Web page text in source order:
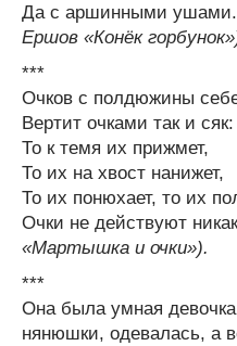
Да с аршинными ушами.
Ершов «Конёк
***
Очков с полдюжины
Вертит очками так и сяк:
То к темя их прижмет,
То их на хвост нанижет,
То их понюхает, то их
Очки не действуют
«Мартышка и очки»).
***
Она была умная
нянюшки, одевалась, а